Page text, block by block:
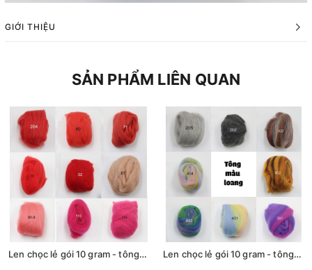
GIỚI THIỆU
SẢN PHẨM LIÊN QUAN
Len chọc lẻ gói 10 gram - tông hồng đỏ - 99 Len chọc lẻ gói 10 gram - tông màu loang - 404